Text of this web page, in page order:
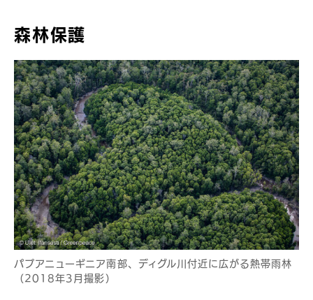
森林保護
パプアニューギニア南部、ディグル川付近に広がる熱帯雨林
（2018年3月撮影）